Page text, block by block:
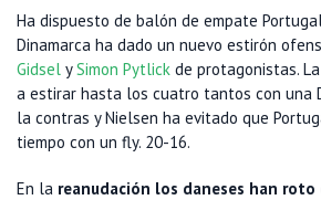
Ha dispuesto de balón de empate
Dinamarca ha dado un nuevo estirón
Gidsel ySimon Pytlick de protagonistas.
a estirar hasta los cuatro tantos con una
la contras y Nielsen ha evitado que
tiempo con un fly. 20-16.
En la reanudación los daneses han